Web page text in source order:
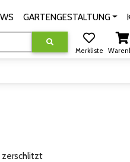
GARTENGESTALTUNG
Merkliste
zerschlitzt